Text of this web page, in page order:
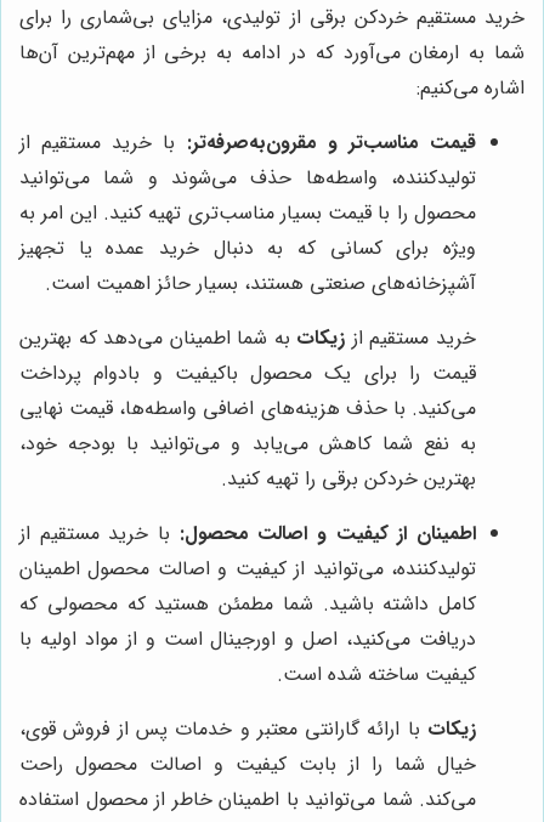
خرید مستقیم خردکن برقی از تولیدی، مزایای بی‌شماری را برای
شما به ارمغان می‌آورد که در ادامه به برخی از مهم‌ترین آن‌ها
اشاره می‌کنیم:
قیمت مناسب‌تر و مقرون‌به‌صرفه‌تر: با خرید مستقیم از
تولیدکننده، واسطه‌ها حذف می‌شوند و شما می‌توانید
محصول را با قیمت بسیار مناسب‌تری تهیه کنید. این امر به
ویژه برای کسانی که به دنبال خرید عمده یا تجهیز
آشپزخانه‌های صنعتی هستند، بسیار حائز اهمیت است.
خرید مستقیم از زیکات به شما اطمینان می‌دهد که بهترین
قیمت را برای یک محصول باکیفیت و بادوام پرداخت
می‌کنید. با حذف هزینه‌های اضافی واسطه‌ها، قیمت نهایی
به نفع شما کاهش می‌یابد و می‌توانید با بودجه خود،
بهترین خردکن برقی را تهیه کنید.
اطمینان از کیفیت و اصالت محصول: با خرید مستقیم از
تولیدکننده، می‌توانید از کیفیت و اصالت محصول اطمینان
کامل داشته باشید. شما مطمئن هستید که محصولی که
دریافت می‌کنید، اصل و اورجینال است و از مواد اولیه با
کیفیت ساخته شده است.
زیکات با ارائه گارانتی معتبر و خدمات پس از فروش قوی،
خیال شما را از بابت کیفیت و اصالت محصول راحت
می‌کند. شما می‌توانید با اطمینان خاطر از محصول استفاده